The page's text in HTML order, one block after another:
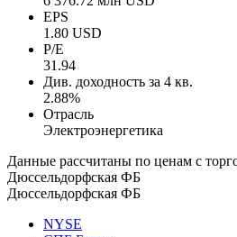
EPS
1.80 USD
P/E
31.94
Див. доходность за 4 кв.
2.88%
Отрасль
Электроэнергетика
Данные рассчитаны по ценам с
Дюссельдорфская ФБ
Дюссельдорфская ФБ
NYSE